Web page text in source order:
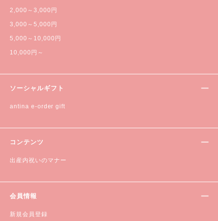
2,000～3,000円
3,000～5,000円
5,000～10,000円
10,000円～
ソーシャルギフト
antina e-order gift
コンテンツ
出産内祝いのマナー
会員情報
新規会員登録